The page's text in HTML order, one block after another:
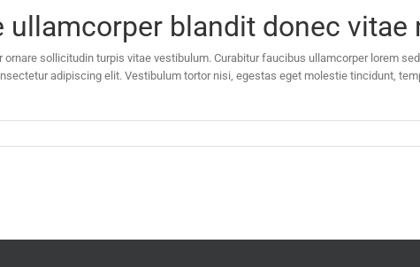
ullamcorper blandit donec vitae
sollicitudin turpis vitae vestibulum. Curabitur faucibus ullamcorper lorem
adipiscing elit. Vestibulum tortor nisi, egestas eget molestie tincidunt,